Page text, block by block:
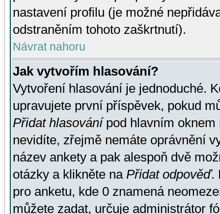
nastavení profilu (je možné
odstraněním tohoto zaškrtnutí).
Návrat nahoru
Jak vytvořím hlasování?
Vytvoření hlasování je jednoduché.
upravujete první příspěvek, pokud
Přidat hlasovánípod hlavním oknem
nevidíte, zřejmě nemáte oprávnění
název ankety a pak alespoň dvě
otázky a klikněte na Přidat odpověď.
pro anketu, kde 0 znamená
můžete zadat, určuje administrátor